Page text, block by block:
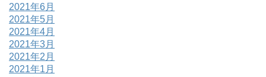
2021年6月
2021年5月
2021年4月
2021年3月
2021年2月
2021年1月